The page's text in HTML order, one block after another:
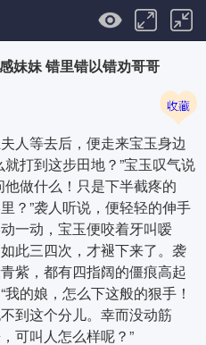
妹妹 错里错以错劝哥哥
等去后，便走来宝玉身边
打到这步田地？”宝玉叹气说
做什么！只是下半截疼的
？”袭人听说，便轻轻的伸手
一动，宝玉便咬着牙叫嗳
此三四次，才褪下来了。袭
紫，都有四指阔的僵痕高起
的娘，怎么下这般的狠手！
到这个分儿。幸而没动筋
可叫人怎么样呢？”